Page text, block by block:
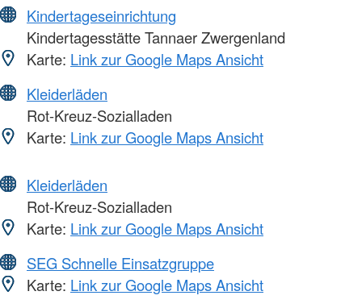
Kindertageseinrichtung
Kindertagesstätte Tannaer Zwergenland
Karte: Link zur Google Maps Ansicht
Kleiderläden
Rot-Kreuz-Sozialladen
Karte: Link zur Google Maps Ansicht
Kleiderläden
Rot-Kreuz-Sozialladen
Karte: Link zur Google Maps Ansicht
SEG Schnelle Einsatzgruppe
Karte: Link zur Google Maps Ansicht